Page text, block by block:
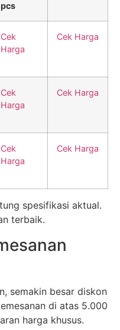
pcs
Cek
Harga
Cek Harga
Cek
Harga
Cek Harga
Cek
Harga
Cek Harga
spesifikasi aktual.
terbaik.
semakin besar diskon
di atas 5.000
harga khusus.